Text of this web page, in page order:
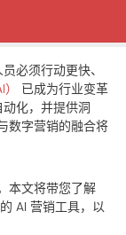
必须行动更快、
已成为行业变革
化，并提供洞
数字营销的融合将
本文将带您了解
AI 营销工具，以